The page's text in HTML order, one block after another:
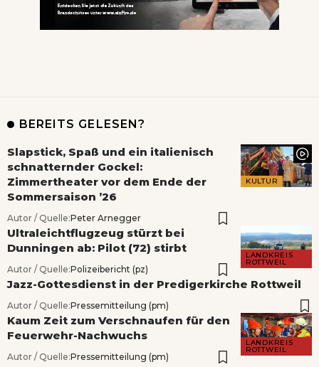
BEREITS GELESEN?
KULTUR
Slapstick, Spaß und ein italienisch
schnatternder Gockel:
Zimmertheater vor dem Ende der
Sommersaison ’26
Autor / Quelle:Peter Arnegger
LANDKREIS
ROTTWEIL
Ultraleichtflugzeug stürzt bei
Dunningen ab: Pilot (72) stirbt
Autor / Quelle:Polizeibericht (pz)
Jazz-Gottesdienst in der Predigerkirche Rottweil
Autor / Quelle:Pressemitteilung (pm)
LANDKREIS
ROTTWEIL
Kaum Zeit zum Verschnaufen für den
Feuerwehr-Nachwuchs
Autor / Quelle:Pressemitteilung (pm)